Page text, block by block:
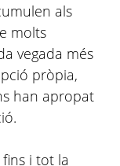
als
molts
vegada més
pròpia,
han apropat
i tot la